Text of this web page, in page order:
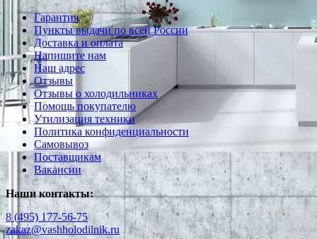
Гарантия
Пункты выдачи по всей России
Доставка и оплата
Напишите нам
Наш адрес
Отзывы
Отзывы о холодильниках
Помощь покупателю
Утилизация техники
Политика конфиденциальности
Самовывоз
Поставщикам
Вакансии
Наши контакты:
8 (495) 177-56-75
zakaz@vashholodilnik.ru